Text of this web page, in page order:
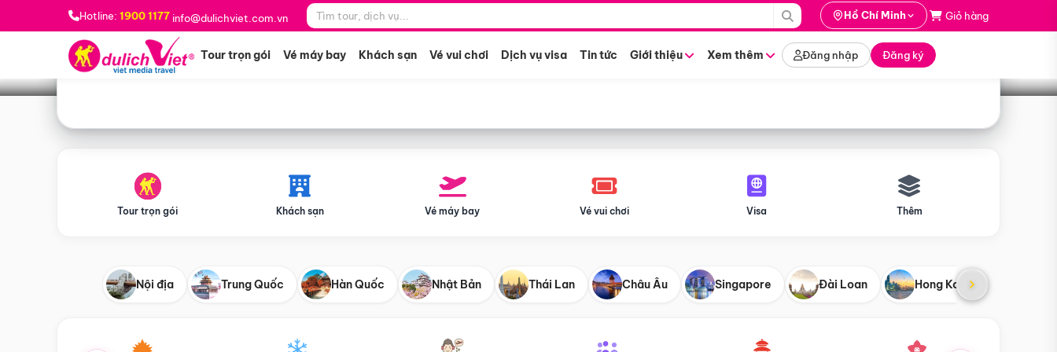
Hotline: 1900 1177 info@dulichviet.com.vn Hồ Chí Minh Giỏ hàng
Tour trọn gói Vé máy bay Khách sạn Vé vui chơi Dịch vụ visa Tin tức Giới thiệu Xem thêm Đăng nhập Đăng ký
Bạn muốn đi đâu? *
Tìm tour
Tour trọn gói Khách sạn Vé máy bay Vé vui chơi Visa Thêm
Nội địa Trung Quốc Hàn Quốc Nhật Bản Thái Lan Châu Âu Singapore Đài Loan Hong Kong